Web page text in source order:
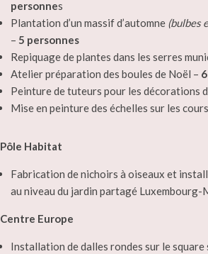
personnes
Plantation d’un massif d’automne (bulbes
– 5 personnes
Repiquage de plantes dans les serres
Atelier préparation des boules de Noël –
Peinture de tuteurs pour les décorations
Mise en peinture des échelles sur les cours
Pôle Habitat
Fabrication de nichoirs à oiseaux et
au niveau du jardin partagé Luxembourg-
Centre Europe
Installation de dalles rondes sur le